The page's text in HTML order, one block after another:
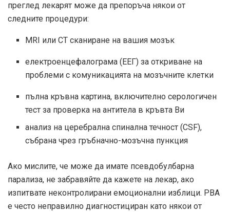
преглед лекарят може да препоръча някои от
следните процедури:
MRI или CT сканиране на вашия мозък
електроенцефалограма (ЕЕГ) за откриване на
проблеми с комуникацията на мозъчните клетки
пълна кръвна картина, включително серологичен
тест за проверка на антитела в кръвта Ви
анализ на церебрална спинална течност (CSF),
събрана чрез гръбначно-мозъчна пункция
Ако мислите, че може да имате псевдобулбарна
парализа, не забравяйте да кажете на лекар, ако
изпитвате неконтролирани емоционални изблици. PBA
е често неправилно диагностициран като някои от